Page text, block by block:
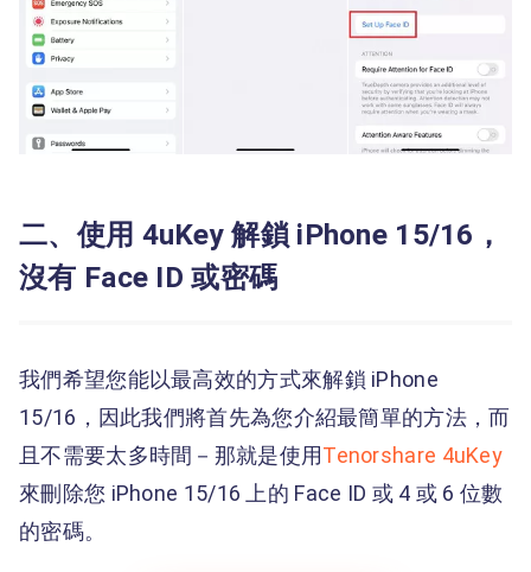
二、使用 4uKey 解鎖 iPhone 15/16，
沒有 Face ID 或密碼
我們希望您能以最高效的方式來解鎖 iPhone
15/16，因此我們將首先為您介紹最簡單的方法，而
且不需要太多時間－那就是使用Tenorshare 4uKey
來刪除您 iPhone 15/16 上的 Face ID 或 4 或 6 位數
的密碼。